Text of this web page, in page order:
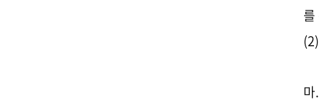
를